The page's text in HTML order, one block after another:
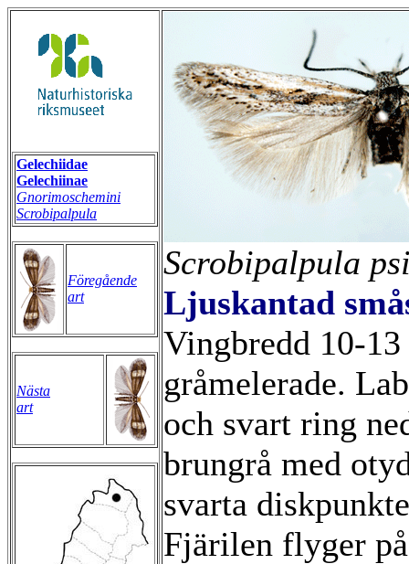
Gelechiidae
Gelechiinae
Gnorimoschemini
Scrobipalpula
Föregående
art
Nästa
art
Scrobipalpula
Ljuskantad
Vingbredd 10-
gråmelerade.
och svart ring
brungrå med
svarta
Fjärilen flyger